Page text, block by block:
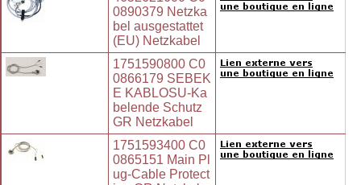
0890379 Netzka
bel ausgestattet
(EU) Netzkabel
1751590800 C0
0866179 SEBEK
E KABLOSU-Ka
belende Schutz
GR Netzkabel
1751593400 C0
0865151 Main Pl
ug-Cable Protect